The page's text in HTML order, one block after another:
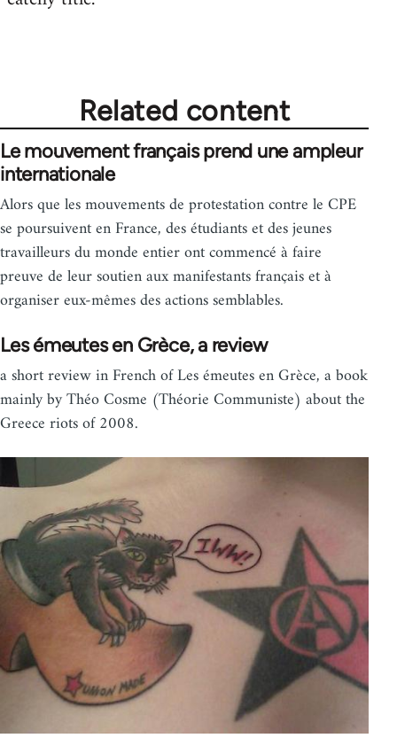
Related content
Le mouvement français prend une ampleur
internationale
Alors que les mouvements de protestation contre le CPE
se poursuivent en France, des étudiants et des jeunes
travailleurs du monde entier ont commencé à faire
preuve de leur soutien aux manifestants français et à
organiser eux-mêmes des actions semblables.
Les émeutes en Grèce, a review
a short review in French of Les émeutes en Grèce, a book
mainly by Théo Cosme (Théorie Communiste) about the
Greece riots of 2008.